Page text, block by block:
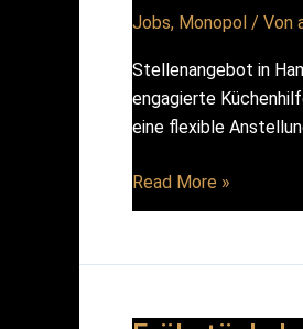
Jobs, Monopol / Von
Stellenangebot in
engagierte
eine flexible
Spülkraft
(m/w/d)
Read More »